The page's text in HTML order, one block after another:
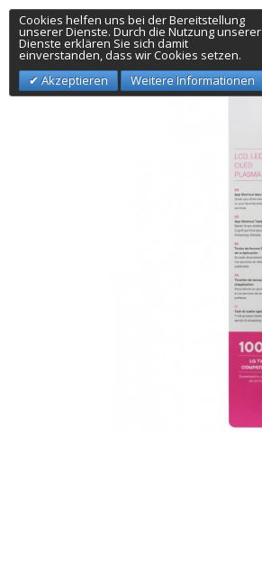
Cookies helfen uns bei der Bereitstellung
unserer Dienste. Durch die Nutzung unserer
Dienste erklären Sie sich damit
einverstanden, dass wir Cookies setzen.
Akzeptieren
Weitere Informationen